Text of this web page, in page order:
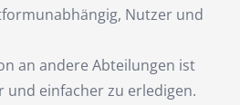
Nutzer und
an andere Abteilungen ist
und einfacher zu erledigen.